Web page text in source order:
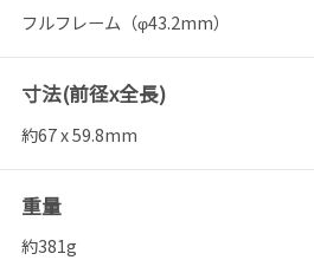
フルフレーム（φ43.2mm）
寸法(前径x全長)
約67 x 59.8mm
重量
約381g